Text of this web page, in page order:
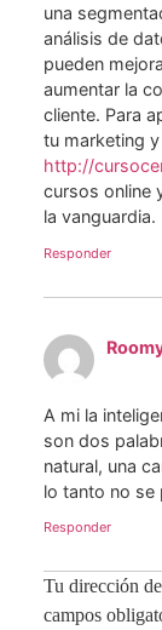
una
análisis de
pueden
aumentar la
cliente. Para
tu marketing
http://
cursos online
la vanguardia.
Responder
A mi la
son dos
natural, una
lo tanto no se
Responder
Tu dirección
campos